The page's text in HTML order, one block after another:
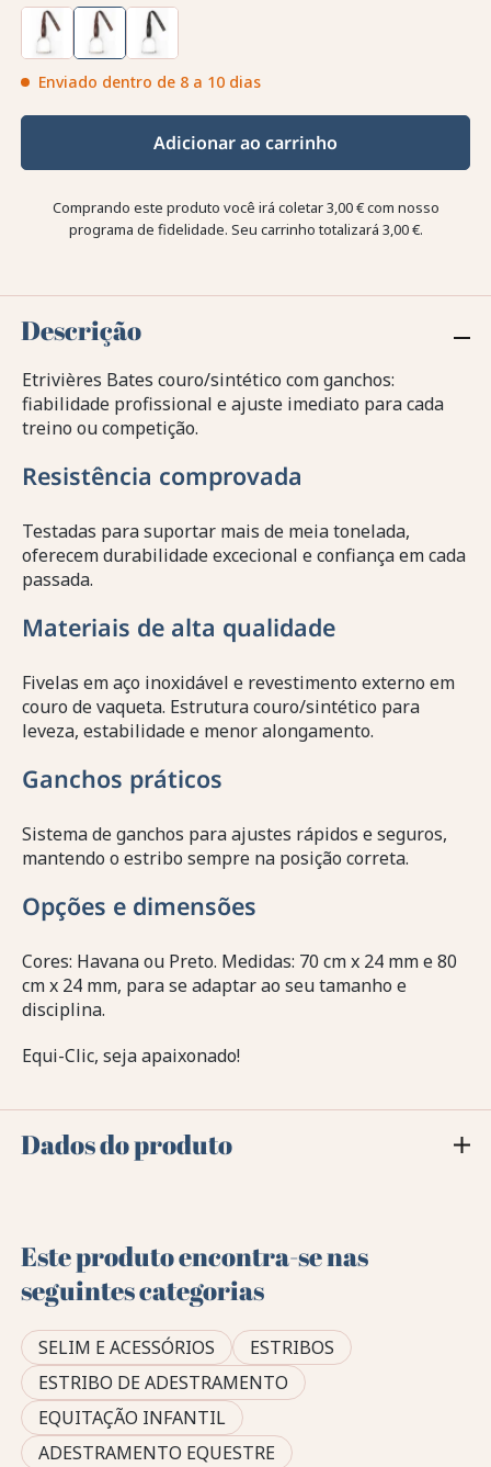
Enviado dentro de 8 a 10 dias
Adicionar ao carrinho
Comprando este produto você irá coletar3,00 €com nosso
programa de fidelidade. Seu carrinho totalizará 3,00 €.
Descrição
Etrivières Bates couro/sintético com ganchos:
fiabilidade profissional e ajuste imediato para cada
treino ou competição.
Resistência comprovada
Testadas para suportar mais de meia tonelada,
oferecem durabilidade excecional e confiança em cada
passada.
Materiais de alta qualidade
Fivelas em aço inoxidável e revestimento externo em
couro de vaqueta. Estrutura couro/sintético para
leveza, estabilidade e menor alongamento.
Ganchos práticos
Sistema de ganchos para ajustes rápidos e seguros,
mantendo o estribo sempre na posição correta.
Opções e dimensões
Cores: Havana ou Preto. Medidas: 70 cm x 24 mm e 80
cm x 24 mm, para se adaptar ao seu tamanho e
disciplina.
Equi-Clic, seja apaixonado!
Dados do produto
Este produto encontra-se nas
seguintes categorias
SELIM E ACESSÓRIOS
ESTRIBOS
ESTRIBO DE ADESTRAMENTO
EQUITAÇÃO INFANTIL
ADESTRAMENTO EQUESTRE